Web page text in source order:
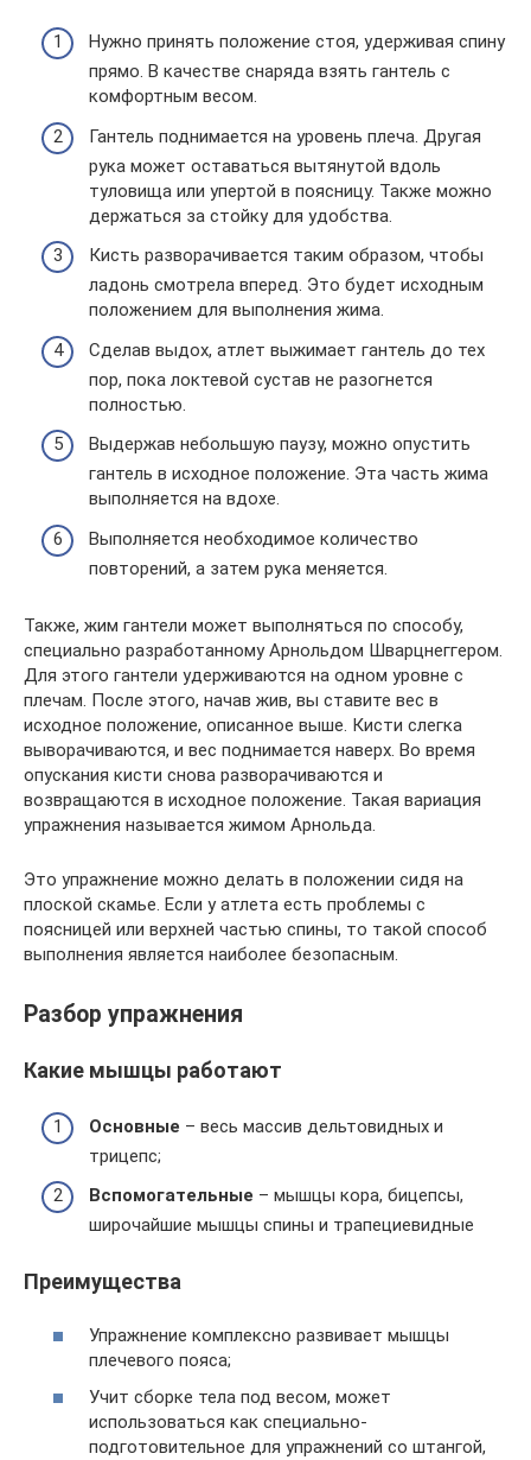
Нужно принять положение стоя, удерживая спину
прямо. В качестве снаряда взять гантель с
комфортным весом.
Гантель поднимается на уровень плеча. Другая
рука может оставаться вытянутой вдоль
туловища или упертой в поясницу. Также можно
держаться за стойку для удобства.
Кисть разворачивается таким образом, чтобы
ладонь смотрела вперед. Это будет исходным
положением для выполнения жима.
Сделав выдох, атлет выжимает гантель до тех
пор, пока локтевой сустав не разогнется
полностью.
Выдержав небольшую паузу, можно опустить
гантель в исходное положение. Эта часть жима
выполняется на вдохе.
Выполняется необходимое количество
повторений, а затем рука меняется.
Также, жим гантели может выполняться по способу,
специально разработанному Арнольдом Шварцнеггером.
Для этого гантели удерживаются на одном уровне с
плечам. После этого, начав жив, вы ставите вес в
исходное положение, описанное выше. Кисти слегка
выворачиваются, и вес поднимается наверх. Во время
опускания кисти снова разворачиваются и
возвращаются в исходное положение. Такая вариация
упражнения называется жимом Арнольда.
Это упражнение можно делать в положении сидя на
плоской скамье. Если у атлета есть проблемы с
поясницей или верхней частью спины, то такой способ
выполнения является наиболее безопасным.
Разбор упражнения
Какие мышцы работают
Основные – весь массив дельтовидных и
трицепс;
Вспомогательные – мышцы кора, бицепсы,
широчайшие мышцы спины и трапециевидные
Преимущества
Упражнение комплексно развивает мышцы
плечевого пояса;
Учит сборке тела под весом, может
использоваться как специально-
подготовительное для упражнений со штангой,